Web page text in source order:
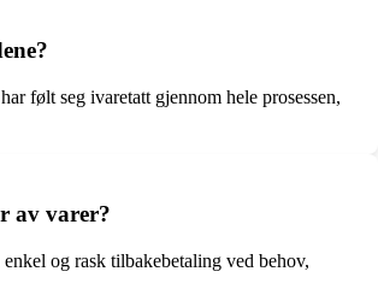
følt seg ivaretatt gjennom hele prosessen,
av varer?
og rask tilbakebetaling ved behov,